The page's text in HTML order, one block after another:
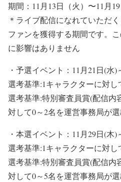
期間：11月13日（火）〜11月19
＊ライブ配信になれていただ
ファンを獲得する期間です。
に影響はありません
・予選イベント：11月21日(水)
選考基準:1キャラクターに対
選考基準:特別審査員賞(配信内
対して0～2名を運営事務局が
・本選イベント：11月29日(木)
選考基準:1キャラクターに対
選考基準:特別審査員賞(配信内
対して0～5名を運営事務局が